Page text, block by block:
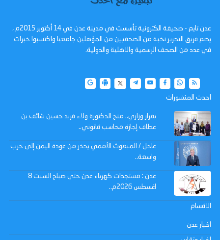
عدن تايم - صحيفة الكترونية تأسست في مدينة عدن في 14 أكتوبر 2015م ،
يضم فريق التحرير نخبة من الصحفيين من المؤهلين جامعيا واكتسبوا خبرات
في عدد من الصحف الرسمية والاهلية والدولية.
احدث المنشورات
بقرار وزاري.. منح الدكتورة ولاء فريد حسين شائف بن
عطاف إجازة محاسب قانوني..
عاجل / المبعوث الأممي يحذر من عودة اليمن إلى حرب
واسعة..
عدن : مستجدات كهرباء عدن حتى صباح السبت 8
اغسطس 2026م..
الاقسام
اخبار عدن